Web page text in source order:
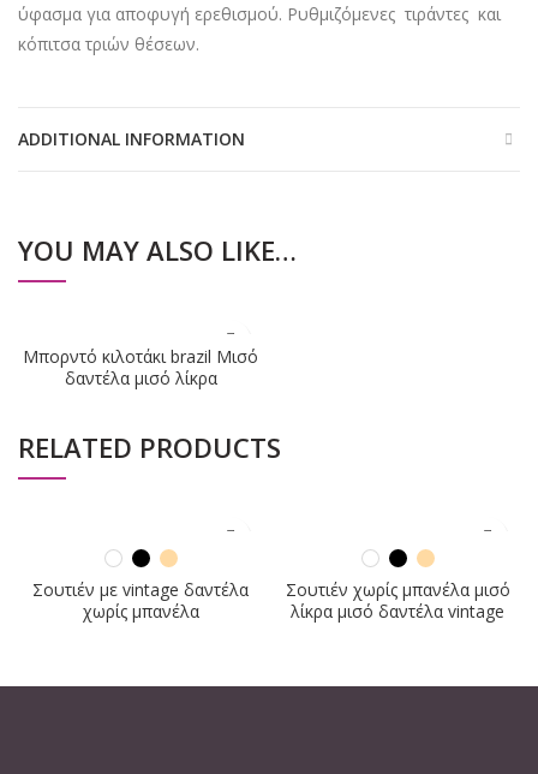
ύφασμα για αποφυγή ερεθισμού. Ρυθμιζόμενες τιράντες και
κόπιτσα τριών θέσεων.
ADDITIONAL INFORMATION
YOU MAY ALSO LIKE…
Μπορντό κιλοτάκι brazil Μισό
δαντέλα μισό λίκρα
RELATED PRODUCTS
Σουτιέν με vintage δαντέλα
χωρίς μπανέλα
Σουτιέν χωρίς μπανέλα μισό
λίκρα μισό δαντέλα vintage